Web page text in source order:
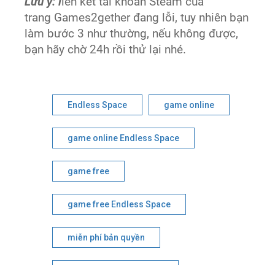
trang Games2gether đang lỗi, tuy nhiên bạn
làm bước 3 như thường, nếu không được,
bạn hãy chờ 24h rồi thử lại nhé.
Endless Space game online
game online Endless Space
game free
game free Endless Space
miễn phí bản quyền